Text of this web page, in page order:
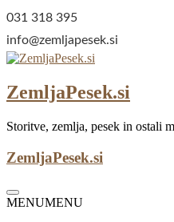
Skip
content
031 318 395
info@zemljapesek.si
ZemljaPesek.si
Storitve, zemlja, pesek in ostali
ZemljaPesek.si
MENUMENU